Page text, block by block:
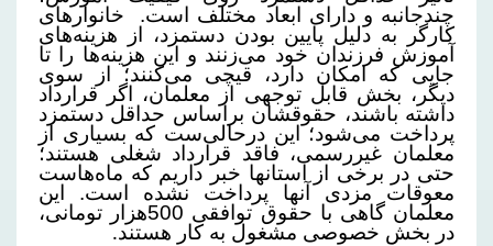
چندجانبه و دارای ابعاد مختلف است.
خانوارهای
کارگر به دلیل پایین بودن دستمزد، از هزینه‌های
آموزش فرزندان خود می‌زنند و این هزینه‌ها را تا
جایی که امکان دارد، قیچی می‌کنند؛ از سوی
دیگر، بخش قابل توجهی از معلمان، اگر قرارداد
داشته باشند، حقوقشان براساس حداقل دستمزد
پرداخت می‌شود؛ این درحالی‌ست که بسیاری از
معلمان غیررسمی، فاقد قرارداد شغلی هستند؛
حتی در برخی از استانها خبر داریم که ماه‌هاست
معوقات مزدی آنها پرداخت نشده است. این
معلمان گاهی با حقوق توافقی 500هزار تومانی،
در بخش خصوصی مشغول به کار هستند.